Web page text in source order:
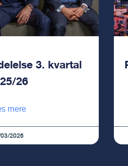
3. kvartal
26
mere
2026